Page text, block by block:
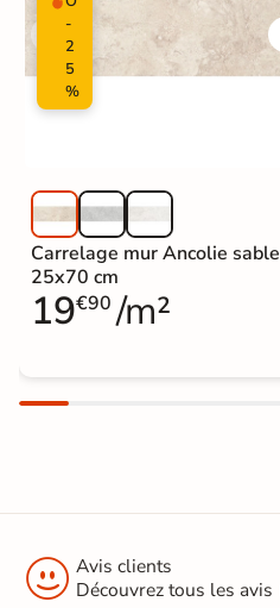
-
2
5
%
Carrelage mur Ancolie sable
25x70 cm
19€90 /m²
 Avis clients
Découvrez tous les avis